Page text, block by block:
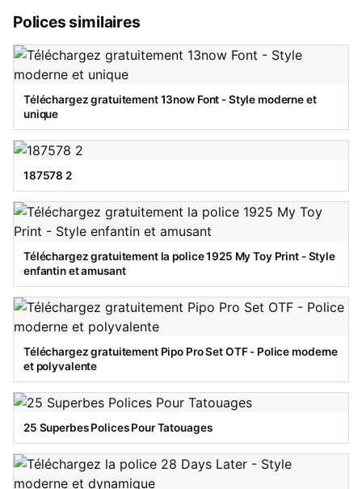
Polices similaires
Téléchargez gratuitement 13now Font - Style moderne et
unique
187578 2
Téléchargez gratuitement la police 1925 My Toy Print - Style
enfantin et amusant
Téléchargez gratuitement Pipo Pro Set OTF - Police moderne
et polyvalente
25 Superbes Polices Pour Tatouages